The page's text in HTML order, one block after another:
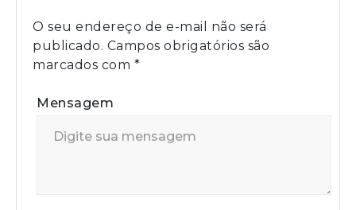
O seu endereço de e-mail não será
publicado. Campos obrigatórios são
marcados com *
Mensagem